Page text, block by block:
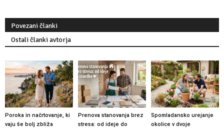
Povezani članki
Ostali članki avtorja
Poroka in načrtovanje, ki
vaju še bolj zbliža
Prenova stanovanja brez
stresa: od ideje do
Spomladansko urejanje
okolice v dvoje